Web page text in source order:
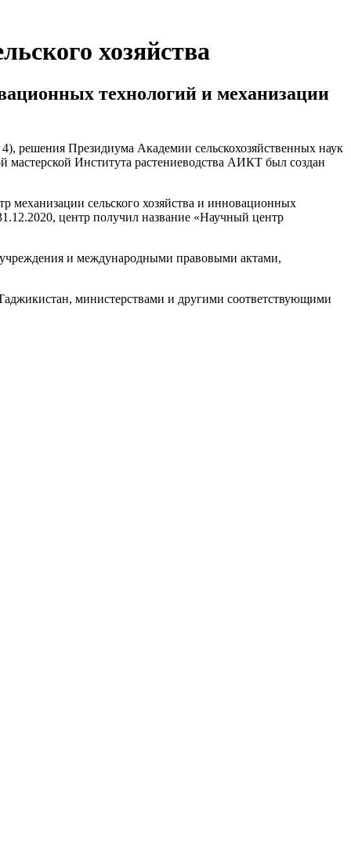
хозяйства
технологий и механизации
решения Президиума Академии сельскохозяйственных наук
Института растениеводства АИКТ был создан
сельского хозяйства и инновационных
центр получил название «Научный центр
и международными правовыми актами,
министерствами и другими соответствующими